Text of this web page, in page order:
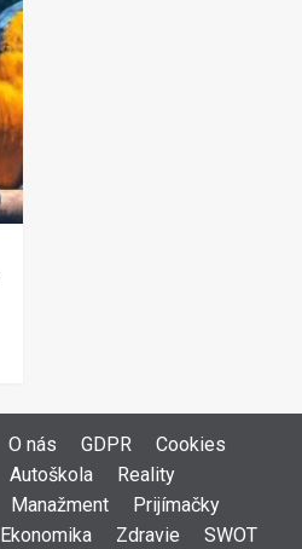
O nás GDPR
Cookies
Autoškola
Reality
Manažment
Prijímačky
Ekonomika Zdravie SWOT